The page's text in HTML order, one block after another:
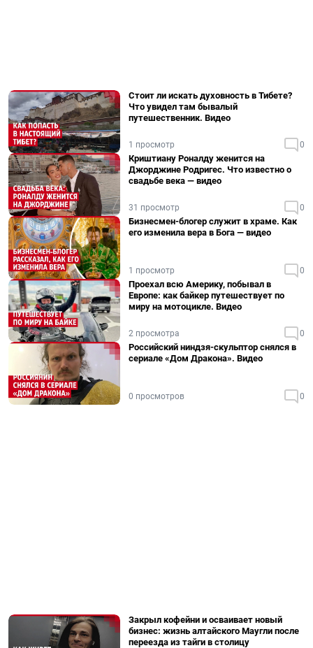
Стоит ли искать духовность в Тибете?
Что увидел там бывалый
путешественник. Видео
1 просмотр 0
Криштиану Роналду женится на
Джорджине Родригес. Что известно о
свадьбе века — видео
31 просмотр 0
Бизнесмен-блогер служит в храме. Как
его изменила вера в Бога — видео
1 просмотр 0
Проехал всю Америку, побывал в
Европе: как байкер путешествует по
миру на мотоцикле. Видео
2 просмотра 0
Российский ниндзя-скульптор снялся в
сериале «Дом Дракона». Видео
0 просмотров 0
Закрыл кофейни и осваивает новый
бизнес: жизнь алтайского Маугли после
переезда из тайги в столицу